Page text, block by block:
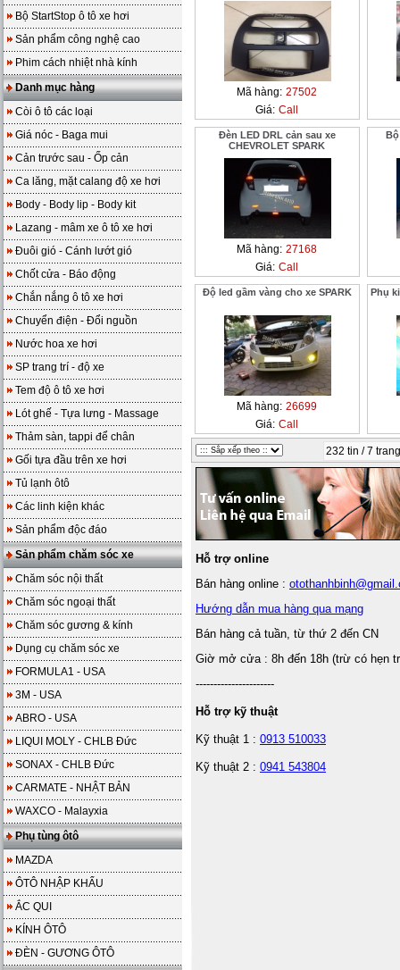
Bộ StartStop ô tô xe hơi
Sản phẩm công nghệ cao
Phim cách nhiệt nhà kính
Danh mục hàng
Còi ô tô các loại
Giá nóc - Baga mui
Cản trước sau - Ốp cản
Ca lăng, mặt calang độ xe hơi
Body - Body lip - Body kit
Lazang - mâm xe ô tô xe hơi
Đuôi gió - Cánh lướt gió
Chốt cửa - Báo động
Chắn nắng ô tô xe hơi
Chuyển điện - Đổi nguồn
Nước hoa xe hơi
SP trang trí - độ xe
Tem độ ô tô xe hơi
Lót ghế - Tựa lưng - Massage
Thảm sàn, tappi để chân
Gối tựa đầu trên xe hơi
Tủ lạnh ôtô
Các linh kiện khác
Sản phẩm độc đáo
Sản phẩm chăm sóc xe
Chăm sóc nội thất
Chăm sóc ngoại thất
Chăm sóc gương & kính
Dụng cụ chăm sóc xe
FORMULA1 - USA
3M - USA
ABRO - USA
LIQUI MOLY - CHLB Đức
SONAX - CHLB Đức
CARMATE - NHẬT BẢN
WAXCO - Malayxia
Phụ tùng ôtô
MAZDA
ÔTÔ NHẬP KHẨU
ẮC QUI
KÍNH ÔTÔ
ĐÈN - GƯƠNG ÔTÔ
Mã hàng: 27502
Giá: Call
Đèn LED DRL cản sau xe
CHEVROLET SPARK
Mã hàng: 27168
Giá: Call
Độ led gầm vàng cho xe SPARK
Mã hàng: 26699
Giá: Call
Phụ
232 tin / 7
Hỗ trợ online
Bán hàng online :
Hướng dẫn mua hàng qua mạng
Bán hàng cả tuần, từ thứ 2 đến CN
Giờ mở cửa : 8h đến 18h (trừ có hẹn
----------------------
Hỗ trợ kỹ thuật
Kỹ thuật 1 : 0913 510033
Kỹ thuật 2 : 0941 543804